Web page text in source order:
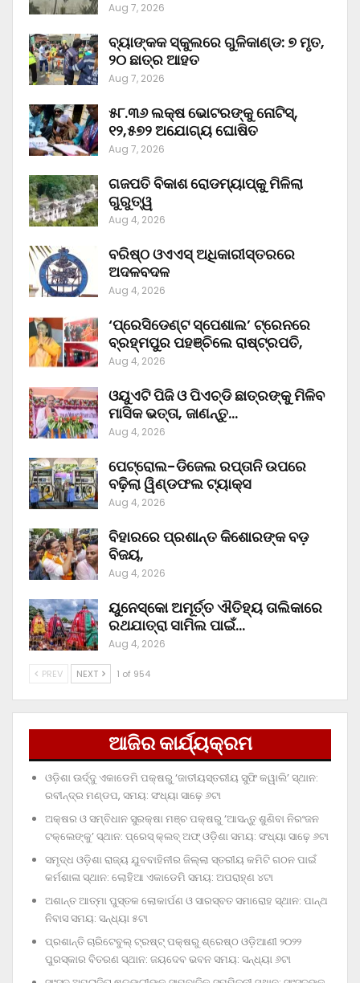
Aug 7, 2026
ବ୍ୟାଙ୍କକ ସ୍କୁଲରେ ଗୁଳିକାଣ୍ଡ: ୭ ମୃତ,
୨୦ ଛାତ୍ର ଆହତ
Aug 7, 2026
୫୮.୩୬ ଲକ୍ଷ ଭୋଟରଙ୍କୁ ନୋଟିସ୍‌,
୧୨,୫୭୨ ଅଯୋଗ୍ୟ ଘୋଷିତ
Aug 7, 2026
ଗଜପତି ବିକାଶ ରୋଡମ୍ୟାପ୍‌କୁ ମିଳିଲା
ଗୁରୁତ୍ୱ
Aug 4, 2026
ବରିଷ୍ଠ ଓଏଏସ୍‌ ଅଧିକାରୀସ୍ତରରେ
ଅଦଳବଦଳ
Aug 4, 2026
‘ପ୍ରେସିଡେଣ୍ଟ ସ୍ପେଶାଲ’ ଟ୍ରେନରେ
ବ୍ରହ୍ମପୁର ପହଞ୍ଚିଲେ ରାଷ୍ଟ୍ରପତି,
Aug 4, 2026
ଓୟୁଏଟି ପିଜି ଓ ପିଏଚ୍‌ଡି ଛାତ୍ରଙ୍କୁ ମିଳିବ
ମାସିକ ଭତ୍ତା, ଜାଣନ୍ତୁ…
Aug 4, 2026
ପେଟ୍ରୋଲ-ଡିଜେଲ ରପ୍ତାନି ଉପରେ
ବଢ଼ିଲା ୱିଣ୍ଡଫଲ ଟ୍ୟାକ୍ସ
Aug 4, 2026
ବିହାରରେ ପ୍ରଶାନ୍ତ କିଶୋରଙ୍କ ବଡ଼
ବିଜୟ,
Aug 4, 2026
ୟୁନେସ୍କୋ ଅମୂର୍ତ୍ତ ଐତିହ୍ୟ ତାଲିକାରେ
ରଥଯାତ୍ରା ସାମିଲ ପାଇଁ…
Aug 4, 2026
PREV NEXT 1 of 954
ଆଜିର କାର୍ଯ୍ୟକ୍ରମ
ଓଡ଼ିଶା ଊର୍ଦ୍ଦୁ ଏକାଡେମି ପକ୍ଷରୁ ‘ଜାତୀୟସ୍ତରୀୟ ସୁଫି କୱାଲି’ ସ୍ଥାନ:
ରବୀନ୍ଦ୍ର ମଣ୍ଡପ, ସମୟ: ସଂଧ୍ୟା ସାଢ଼େ ୬ଟା
ଅକ୍ଷର ଓ ସମ୍ବିଧାନ ସୁରକ୍ଷା ମଞ୍ଚ ପକ୍ଷରୁ ‘ଆସନ୍ତୁ ଶୁଣିବା ନିରଂଜନ
ଟକ୍‌ଲେଙ୍କୁ’ ସ୍ଥାନ: ପ୍ରେସ୍‌ କ୍ଲବ୍‌ ଅଫ୍‌ ଓଡ଼ିଶା ସମୟ: ସଂଧ୍ୟା ସାଢ଼େ ୬ଟା
ସମୃଦ୍ଧ ଓଡ଼ିଶା ରାଜ୍ୟ ଯୁବବାହିନୀର ଜିଲ୍ଲା ସ୍ତରୀୟ କମିଟି ଗଠନ ପାଇଁ
କର୍ମଶାଳା ସ୍ଥାନ: ଲୋହିଆ ଏକାଡେମି ସମୟ: ଅପରାହ୍‌ଣ ୪ଟା
ଅଶାନ୍ତ ଆତ୍ମା ପୁସ୍ତକ ଲୋକାର୍ପଣ ଓ ସାରସ୍ବତ ସମାରୋହ ସ୍ଥାନ: ପାନ୍ଥ
ନିବାସ ସମୟ: ସନ୍ଧ୍ୟା ୫ଟା
ପ୍ରଶାନ୍ତି ଚାରିଟେବୁଲ୍‌ ଟ୍ରଷ୍ଟ୍‌ ପକ୍ଷରୁ ଶ୍ରେଷ୍ଠ ଓଡ଼ିଆଣୀ ୨୦୨୨
ପୁରସ୍କାର ବିତରଣ ସ୍ଥାନ: ଜୟଦେବ ଭବନ ସମୟ: ସନ୍ଧ୍ୟା ୬ଟା